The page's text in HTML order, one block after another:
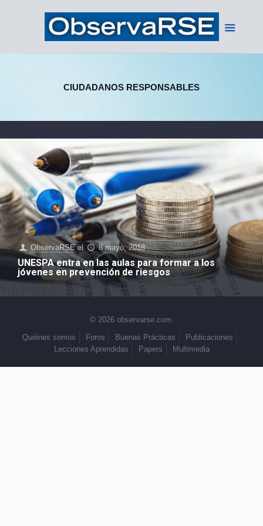
CIUDADANOS RESPONSABLES
ObservaRSE el 8 mayo, 2018
UNESPA entra en las aulas para formar a los
jóvenes en prevención de riesgos
© 2026 observarse.com.
Quiénes somos
Foros Buenas Prácticas
Publicaciones
Lecciones Aprendidas
Papers Multimedia